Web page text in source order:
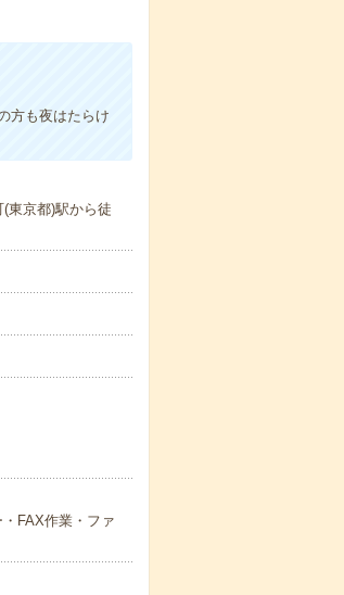
方も夜はたらけ
東京都)駅から徒
FAX作業・ファ